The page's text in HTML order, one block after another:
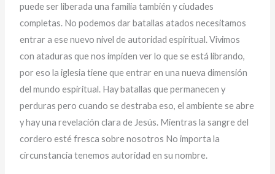
puede ser liberada una familia también y ciudades
completas. No podemos dar batallas atados necesitamos
entrar a ese nuevo nivel de autoridad espiritual. Vivimos
con ataduras que nos impiden ver lo que se está librando,
por eso la iglesia tiene que entrar en una nueva dimensión
del mundo espiritual. Hay batallas que permanecen y
perduras pero cuando se destraba eso, el ambiente se abre
y hay una revelación clara de Jesús. Mientras la sangre del
cordero esté fresca sobre nosotros No importa la
circunstancia tenemos autoridad en su nombre.